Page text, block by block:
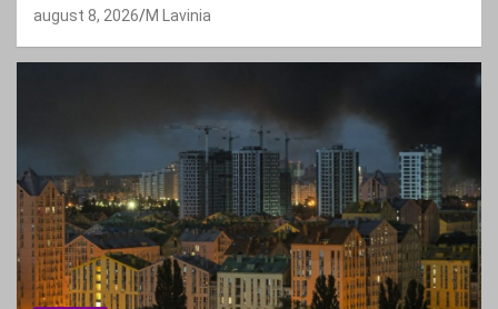
august 8, 2026 M Lavinia